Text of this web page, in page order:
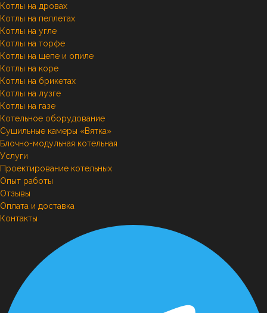
Котлы на дровах
Котлы на пеллетах
Котлы на угле
Котлы на торфе
Котлы на щепе и опиле
Котлы на коре
Котлы на брикетах
Котлы на лузге
Котлы на газе
Котельное оборудование
Сушильные камеры «Вятка»
Блочно-модульная котельная
Услуги
Проектирование котельных
Опыт работы
Отзывы
Оплата и доставка
Контакты